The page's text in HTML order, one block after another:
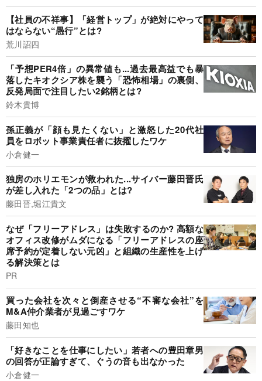
【社員の不祥事】「経営トップ」が絶対にやって
はならない“愚行”とは?
荒川詔四
「予想PER4倍」の異常値も...過去最高益でも暴
落したキオクシア株を襲う「恐怖相場」の裏側、
反発局面で注目したい2銘柄とは?
鈴木貴博
孫正義が「顔も見たくない」と激怒した20代社
員をロボット事業責任者に抜擢したワケ
小倉健一
独房のホリエモンが救われた...サイバー藤田晋氏
が差し入れた「2つの品」とは?
藤田晋,堀江貴文
なぜ「フリーアドレス」は失敗するのか? 高額な
オフィス改修がムダになる「フリーアドレスの座
席予約が定着しない元凶」と組織の生産性を上げ
る解決策とは
PR
買った会社を次々と倒産させる“不審な会社”を
M&A仲介業者が見過ごすワケ
藤田知也
「好きなことを仕事にしたい」若者への豊田章男
の回答が正論すぎて、ぐうの音も出なかった
小倉健一